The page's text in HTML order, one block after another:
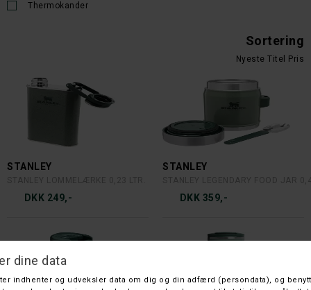
Thermokander
Sortering
Nyeste Titel Pris
STANLEY
DKK 249,-
STANLEY
DKK 359,-